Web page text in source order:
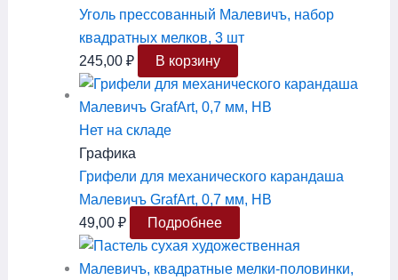
Уголь прессованный Малевичъ, набор
квадратных мелков, 3 шт
245,00 ₽ В корзину
Нет на складе
Графика
Грифели для механического карандаша
Малевичъ GrafArt, 0,7 мм, HB
49,00 ₽ Подробнее